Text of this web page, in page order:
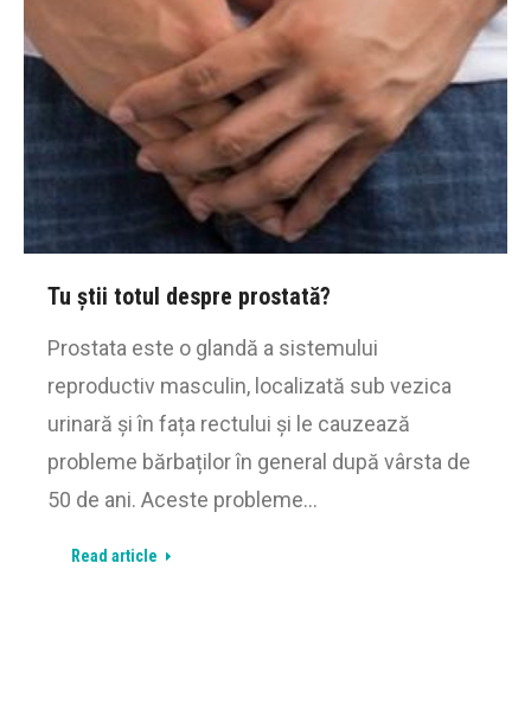
Tu știi totul despre prostată?
Prostata este o glandă a sistemului
reproductiv masculin, localizată sub vezica
urinară și în fața rectului și le cauzează
probleme bărbaților în general după vârsta de
50 de ani. Aceste probleme…
Read article